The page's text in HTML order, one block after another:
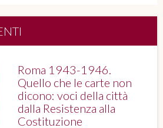
Roma 1943-1946.
Quello che le carte non
dicono: voci della città
dalla Resistenza alla
Costituzione